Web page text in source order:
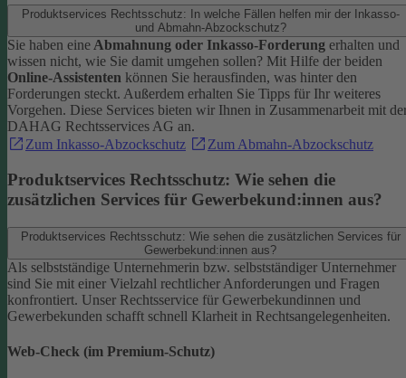
Produktservices Rechtsschutz: In welche Fällen helfen mir der Inkasso-
und Abmahn-Abzockschutz?
Sie haben eineAbmahnung oder Inkasso-Forderung erhalten und
wissen nicht, wie Sie damit umgehen sollen? Mit Hilfe der beiden
Online-Assistenten können Sie herausfinden, was hinter den
Forderungen steckt. Außerdem erhalten Sie Tipps für Ihr weiteres
Vorgehen. Diese Services bieten wir Ihnen in Zusammenarbeit mit
DAHAG Rechtsservices AG an.
Zum Inkasso-Abzockschutz
Zum Abmahn-Abzockschutz
Produktservices Rechtsschutz: Wie sehen die
zusätzlichen Services für Gewerbekund:innen aus?
Produktservices Rechtsschutz: Wie sehen die zusätzlichen Services für
Gewerbekund:innen aus?
Als selbstständige Unternehmerin bzw. selbstständiger Unternehmer
sind Sie mit einer Vielzahl rechtlicher Anforderungen und Fragen
konfrontiert. Unser Rechtsservice für Gewerbekundinnen und
Gewerbekunden schafft schnell Klarheit in Rechtsangelegenheiten.
Web-Check (im Premium-Schutz)